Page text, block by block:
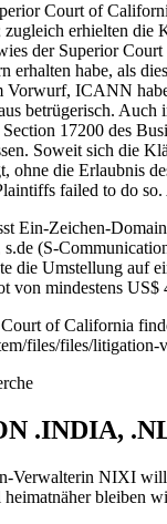
Court of
erhielten die
der Superior
habe, als
ICANN
betrügerisch. Auch
17200 des
Soweit sich die
ohne die Erlaubnis
failed to do
Ein-Zeichen-
(S-
die Umstellung auf
von mindestens US$
of California
files/files/
.INDIA,
Verwalterin NIXI
bleiben